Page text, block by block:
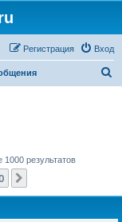
Вход
Регистрация
результатов